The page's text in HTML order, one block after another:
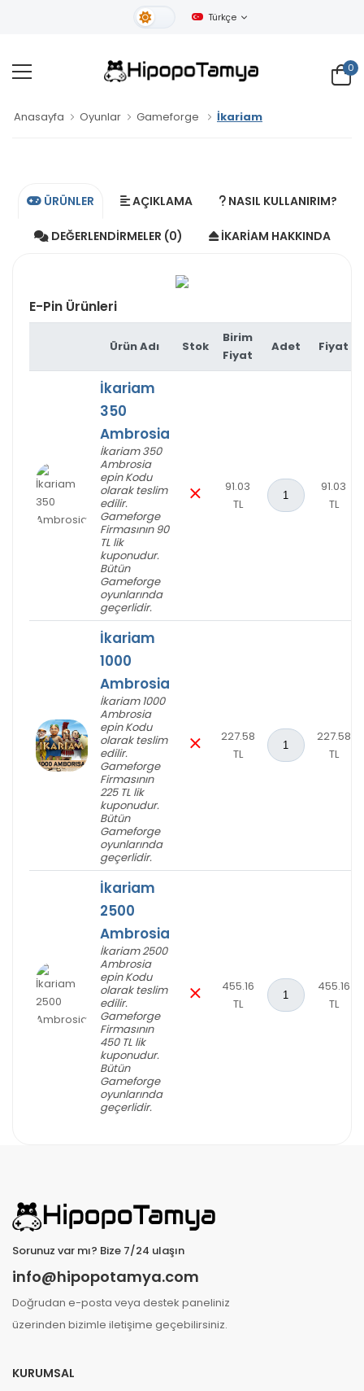
Gündüz Tema
Türkçe
0
Anasayfa Oyunlar Gameforge İkariam
ÜRÜNLER AÇIKLAMA NASIL KULLANIRIM?
DEĞERLENDIRMELER (0) İKARIAM HAKKINDA
E-Pin Ürünleri
Ürün Adı Stok
Birim
Fiyat
Adet Fiyat
İkariam
350
Ambrosia
İkariam 350
Ambrosia
epin Kodu
olarak teslim
edilir.
Gameforge
Firmasının 90
TL lik
kuponudur.
Bütün
Gameforge
oyunlarında
geçerlidir.
91.03
TL
91.03
TL
İkariam
1000
Ambrosia
İkariam 1000
Ambrosia
epin Kodu
olarak teslim
edilir.
Gameforge
Firmasının
225 TL lik
kuponudur.
Bütün
Gameforge
oyunlarında
geçerlidir.
227.58
TL
227.58
TL
İkariam
2500
Ambrosia
İkariam 2500
Ambrosia
epin Kodu
olarak teslim
edilir.
Gameforge
Firmasının
450 TL lik
kuponudur.
Bütün
Gameforge
oyunlarında
geçerlidir.
455.16
TL
455.16
TL
Üzgünüm!
Sorunuz var mı? Bize 7/24 ulaşın
info@hipopotamya.com
Doğrudan e-posta veya destek paneliniz
üzerinden bizimle iletişime geçebilirsiniz.
KURUMSAL